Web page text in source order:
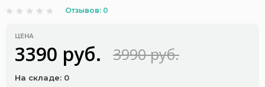
Отзывов: 0
ЦЕНА
3390 руб. 3990 руб.
На складе: 0